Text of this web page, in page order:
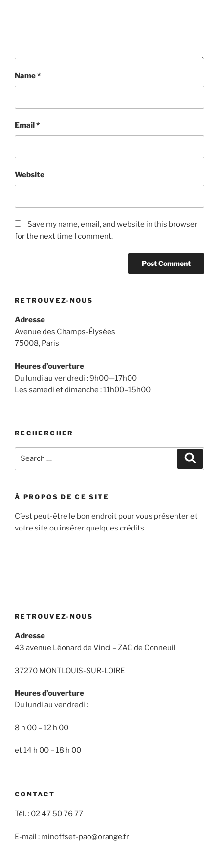
Name*
Email*
Website
Save my name, email, and website in this browser
for the next time I comment.
RETROUVEZ-NOUS
Adresse
Avenue des Champs-Élysées
75008, Paris
Heures d’ouverture
Du lundi au vendredi : 9h00—17h00
Les samedi et dimanche : 11h00–15h00
RECHERCHER
À PROPOS DE CE SITE
C’est peut-être le bon endroit pour vous présenter et
votre site ou insérer quelques crédits.
RETROUVEZ-NOUS
Adresse
43 avenue Léonard de Vinci – ZAC de Conneuil
37270 MONTLOUIS-SUR-LOIRE
Heures d’ouverture
Du lundi au vendredi :
8 h 00 – 12 h 00
et 14 h 00 – 18 h 00
CONTACT
Tél. : 02 47 50 76 77
E-mail : minoffset-pao@orange.fr